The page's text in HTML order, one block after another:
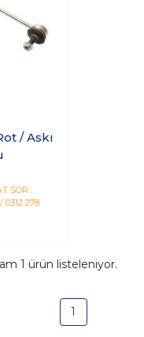
/ Askı
SOR :
0312 278
1 ürün listeleniyor.
1